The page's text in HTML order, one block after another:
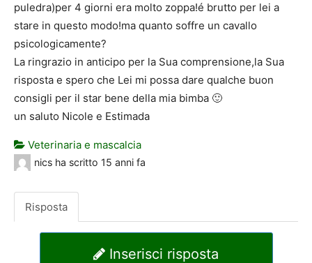
puledra)per 4 giorni era molto zoppa!é brutto per lei a
stare in questo modo!ma quanto soffre un cavallo
psicologicamente?
La ringrazio in anticipo per la Sua comprensione,la Sua
risposta e spero che Lei mi possa dare qualche buon
consigli per il star bene della mia bimba 🙂
un saluto Nicole e Estimada
Veterinaria e mascalcia
nics ha scritto 15 anni fa
Risposta
Inserisci risposta